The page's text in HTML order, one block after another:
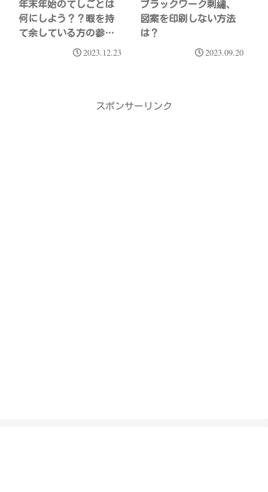
年末年始のてしごとは
何にしよう？？暇を持
て余している方の参考
になるかな？？ 2023.12.23
ブラックワーク刺繡、
図案を印刷しない方法
は？
2023.09.20
スポンサーリンク